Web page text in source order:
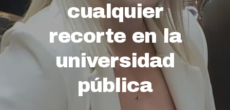
cualquier
recorte en la
universidad
pública